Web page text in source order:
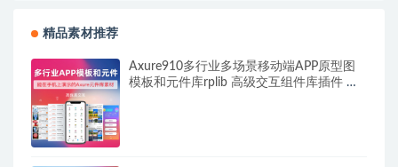
精品素材推荐
Axure910多行业多场景移动端APP原型图
模板和元件库rplib 高级交互组件库插件 中